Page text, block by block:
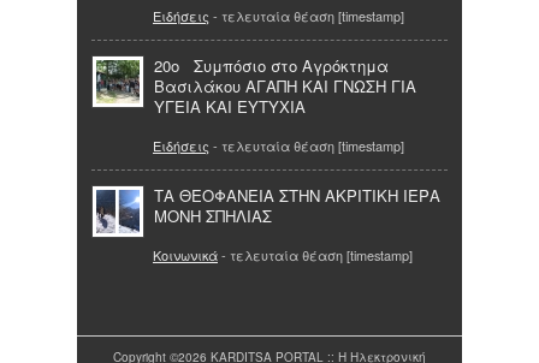
Ειδήσεις - τελευταία θέαση [timestamp]
20ο Συμπόσιο στο Αγρόκτημα
Βασιλάκου ΑΓΑΠΗ ΚΑΙ ΓΝΩΣΗ ΓΙΑ
ΥΓΕΙΑ ΚΑΙ ΕΥΤΥΧΙΑ
Ειδήσεις - τελευταία θέαση [timestamp]
ΤΑ ΘΕΟΦΑΝΕΙΑ ΣΤΗΝ ΑΚΡΙΤΙΚΗ ΙΕΡΑ
ΜΟΝΗ ΣΠΗΛΙΑΣ
Κοινωνικά- τελευταία θέαση [timestamp]
Copyright ©2026 KARDITSA PORTAL :: Η Ηλεκτρονική